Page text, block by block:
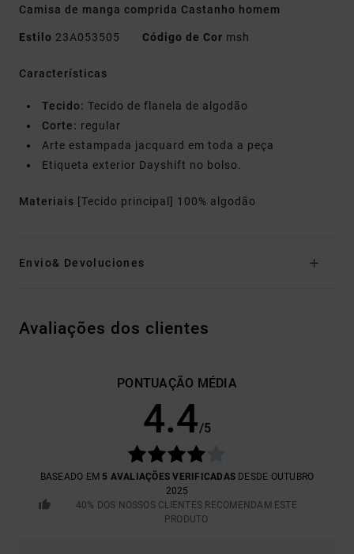
Camisa de manga comprida Castanho homem
Estilo 23A053505 Código de Cor msh
Características
Tecido: Tecido de flanela de algodão
Corte: regular
Arte estampada jacquard em toda a peça
Etiqueta exterior Dayshift no bolso.
Materiais [Tecido principal] 100% algodão
Envio& Devoluciones
Avaliações dos clientes
PONTUAÇÃO MÉDIA
4.4/5
BASEADO EM 5 AVALIAÇÕES VERIFICADAS DESDE OUTUBRO
2025
40% DOS NOSSOS CLIENTES RECOMENDAM ESTE
PRODUTO